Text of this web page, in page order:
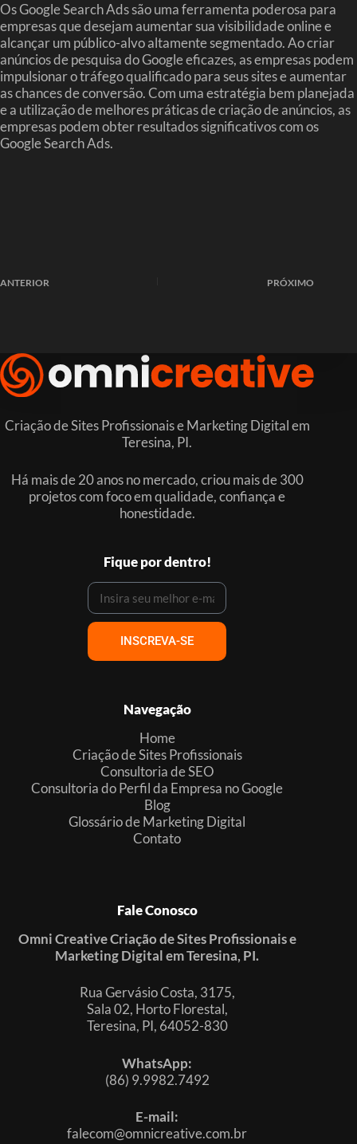
Os Google Search Ads são uma ferramenta poderosa para
empresas que desejam aumentar sua visibilidade online e
alcançar um público-alvo altamente segmentado. Ao criar
anúncios de pesquisa do Google eficazes, as empresas podem
impulsionar o tráfego qualificado para seus sites e aumentar
as chances de conversão. Com uma estratégia bem planejada
e a utilização de melhores práticas de criação de anúncios, as
empresas podem obter resultados significativos com os
Google Search Ads.
ANTERIOR PRÓXIMO
Criação de Sites Profissionais e Marketing Digital em
Teresina, PI.
Há mais de 20 anos no mercado, criou mais de 300
projetos com foco em qualidade, confiança e
honestidade.
Fique por dentro!
INSCREVA-SE
Navegação
Home
Criação de Sites Profissionais
Consultoria de SEO
Consultoria do Perfil da Empresa no Google
Blog
Glossário de Marketing Digital
Contato
Fale Conosco
Omni Creative Criação de Sites Profissionais e
Marketing Digital em Teresina, PI.
Rua Gervásio Costa, 3175,
Sala 02, Horto Florestal,
Teresina, PI, 64052-830
WhatsApp:
(86) 9.9982.7492
E-mail:
falecom@omnicreative.com.br